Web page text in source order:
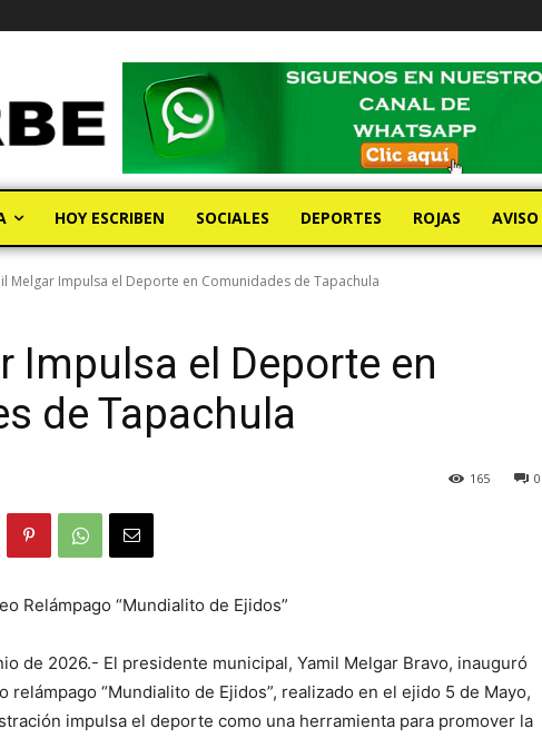
HOY ESCRIBEN SOCIALES DEPORTES ROJAS AVISO
Melgar Impulsa el Deporte en Comunidades de Tapachula
Impulsa el Deporte en
de Tapachula
0
165
Relámpago “Mundialito de Ejidos”
de 2026.- El presidente municipal, Yamil Melgar Bravo, inauguró
relámpago “Mundialito de Ejidos”, realizado en el ejido 5 de Mayo,
impulsa el deporte como una herramienta para promover la